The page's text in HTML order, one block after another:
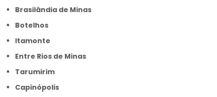
Brasilândia de Minas
Botelhos
Itamonte
Entre Rios de Minas
Tarumirim
Capinópolis